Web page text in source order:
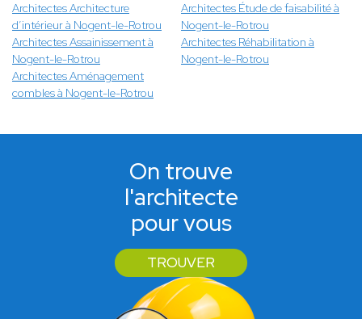
Architectes Architecture
d’intérieur à Nogent-le-Rotrou
Architectes Étude de faisabilité à
Nogent-le-Rotrou
Architectes Assainissement à
Nogent-le-Rotrou
Architectes Réhabilitation à
Nogent-le-Rotrou
Architectes Aménagement
combles à Nogent-le-Rotrou
On trouve
l'architecte
pour vous
TROUVER